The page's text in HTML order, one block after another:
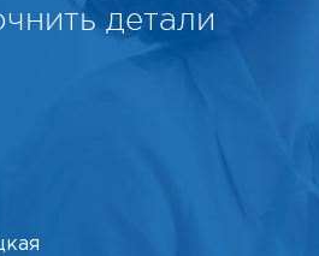
детали